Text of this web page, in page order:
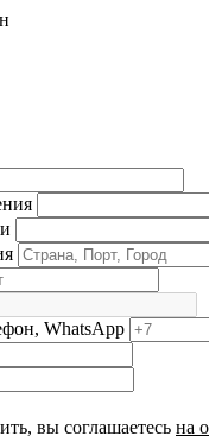
WhatsApp
вы соглашаетесь на